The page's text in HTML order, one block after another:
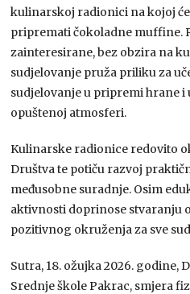
kulinarskoj radionici na kojoj
pripremati čokoladne muffine.
zainteresirane, bez obzira na
sudjelovanje pruža priliku za
sudjelovanje u pripremi hrane
opuštenoj atmosferi.
Kulinarske radionice redovito
Društva te potiču razvoj
međusobne suradnje. Osim
aktivnosti doprinose stvaranju
pozitivnog okruženja za sve
Sutra, 18. ožujka 2026. godine,
Srednje škole Pakrac, smjera